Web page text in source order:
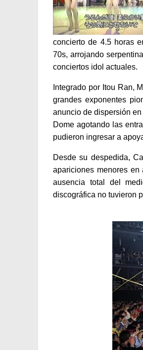
concierto de 4.5 horas
70s, arrojando
conciertos idol actuales.
Integrado por Itou Ran,
grandes exponentes
anuncio de dispersión
Dome agotando las
pudieron ingresar a
Desde su despedida,
apariciones menores
ausencia total del
discográfica no tuvieron